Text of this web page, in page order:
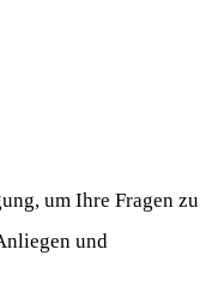
um Ihre Fragen zu
und